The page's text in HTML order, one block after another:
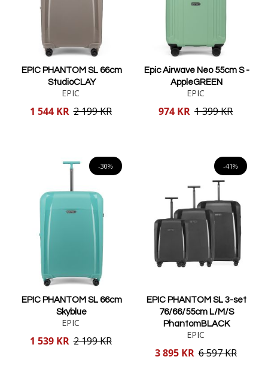
EPIC PHANTOM SL 66cm
StudioCLAY
EPIC
Reducerat
1 544 KR 2 199 KR
Epic Airwave Neo 55cm S -
AppleGREEN
EPIC
Reducerat
974 KR 1 399 KR
-30%
EPIC PHANTOM SL 66cm
Skyblue
EPIC
Reducerat
1 539 KR 2 199 KR
-41%
EPIC PHANTOM SL 3-set
76/66/55cm L/M/S
PhantomBLACK
EPIC
Reducerat
3 895 KR 6 597 KR